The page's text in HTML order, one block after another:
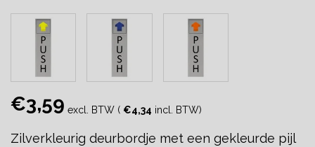
€3,59 excl. BTW ( €4,34 incl. BTW)
Zilverkleurig deurbordje met een gekleurde pijl